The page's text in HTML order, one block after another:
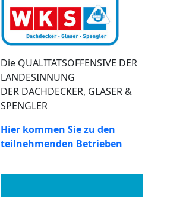
Die QUALITÄTSOFFENSIVE DER
LANDESINNUNG
DER DACHDECKER, GLASER &
SPENGLER
Hier kommen Sie zu den
teilnehmenden Betrieben